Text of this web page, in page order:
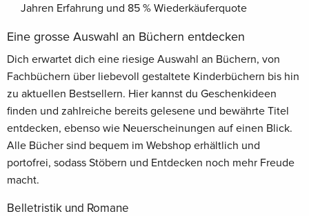
Jahren Erfahrung und 85 % Wiederkäuferquote
Eine grosse Auswahl an Büchern entdecken
Dich erwartet dich eine riesige Auswahl an Büchern, von
Fachbüchern über liebevoll gestaltete Kinderbüchern bis hin
zu aktuellen Bestsellern. Hier kannst du Geschenkideen
finden und zahlreiche bereits gelesene und bewährte Titel
entdecken, ebenso wie Neuerscheinungen auf einen Blick.
Alle Bücher sind bequem im Webshop erhältlich und
portofrei, sodass Stöbern und Entdecken noch mehr Freude
macht.
Belletristik und Romane